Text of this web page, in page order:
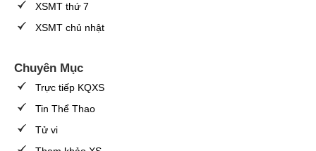
XSMT thứ 7
XSMT chủ nhật
Chuyên Mục
Trực tiếp KQXS
Tin Thể Thao
Tử vi